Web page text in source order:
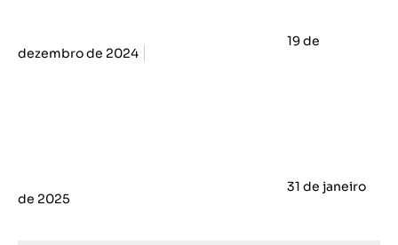
19 de
dezembro de 2024
31 de janeiro
de 2025